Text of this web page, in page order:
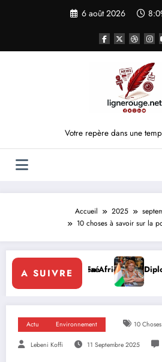
6 août 2026
Votre repère dans une
Accueil 2025
10 choses à savoir sur la
A SUIVRE
Diplomatie multilatérale : à
Actu Environnement 10
Lebeni Koffi 11 Septembre 2025